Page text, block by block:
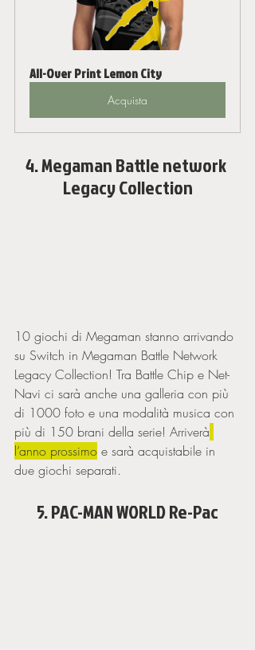
All-Over Print Lemon City
Acquista
4. Megaman Battle network
Legacy Collection
10 giochi di Megaman stanno arrivando
su Switch in Megaman Battle Network
Legacy Collection! Tra Battle Chip e Net-
Navi ci sarà anche una galleria con più
di 1000 foto e una modalità musica con
più di 150 brani della serie! Arriverà
l’anno prossimo e sarà acquistabile in
due giochi separati.
5. PAC-MAN WORLD Re-Pac